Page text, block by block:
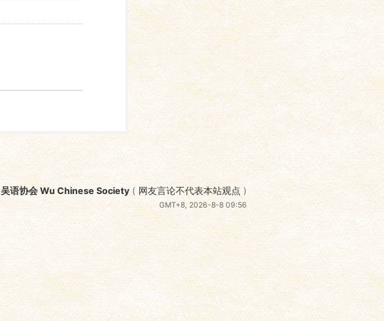
吴语协会 Wu Chinese Society ( 网友言论不代表本站观点 )
GMT+8, 2026-8-8 09:56